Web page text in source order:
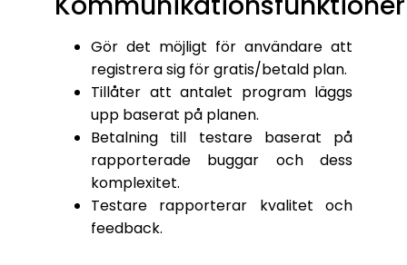
Gör det möjligt för användare att
registrera sig för gratis/betald plan.
Tillåter att antalet program läggs
upp baserat på planen.
Betalning till testare baserat på
rapporterade buggar och dess
komplexitet.
Testare rapporterar kvalitet och
feedback.